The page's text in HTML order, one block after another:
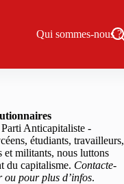
Qui sommes-nous ?
Anticapitaliste -
étudiants, travailleurs,
et militants, nous luttons
du capitalisme. Contacte-
ou pour plus d’infos.